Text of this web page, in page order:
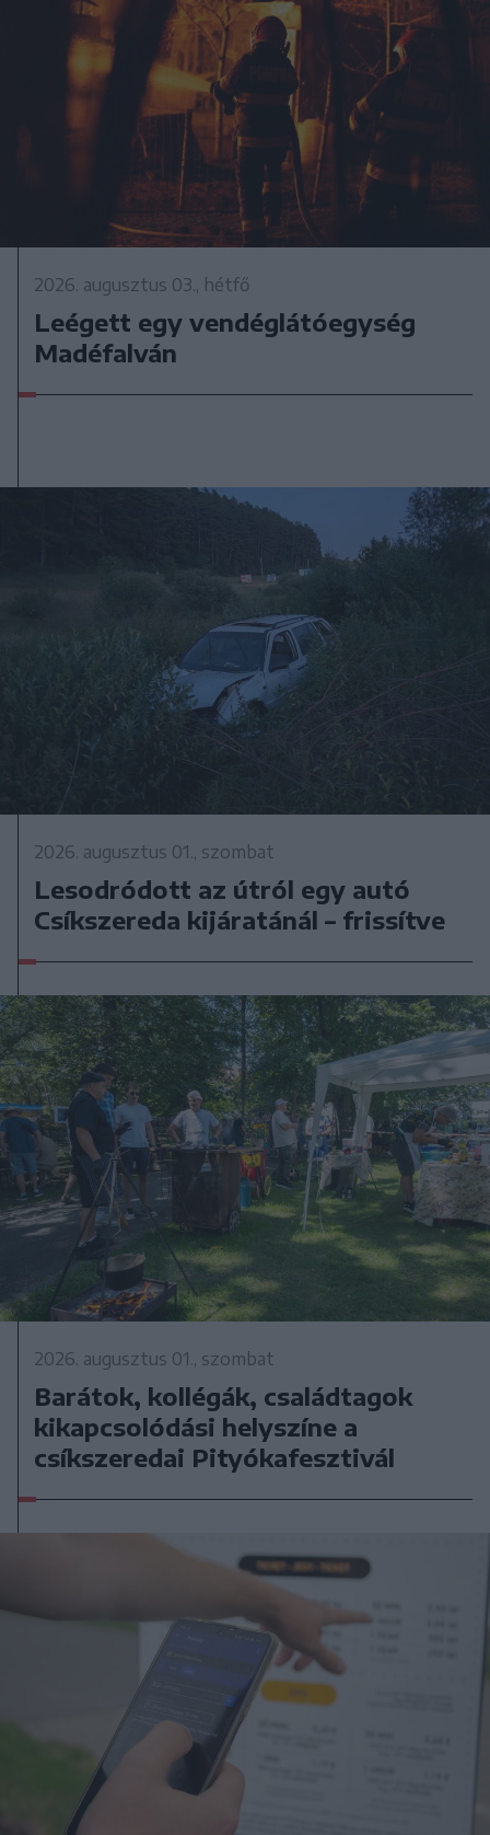
2026. augusztus 03., hétfő
Leégett egy vendéglátóegység
Madéfalván
2026. augusztus 01., szombat
Lesodródott az útról egy autó
Csíkszereda kijáratánál – frissítve
2026. augusztus 01., szombat
Barátok, kollégák, családtagok
kikapcsolódási helyszíne a
csíkszeredai Pityókafesztivál